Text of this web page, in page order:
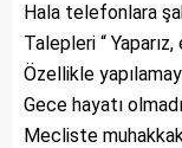
Hala telefonlara
Talepleri “
Özellikle
Gece hayatı
Mecliste